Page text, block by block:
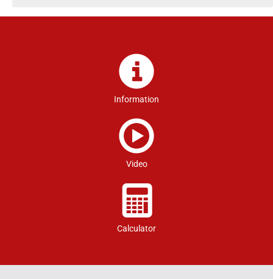
Information
Video
Calculator